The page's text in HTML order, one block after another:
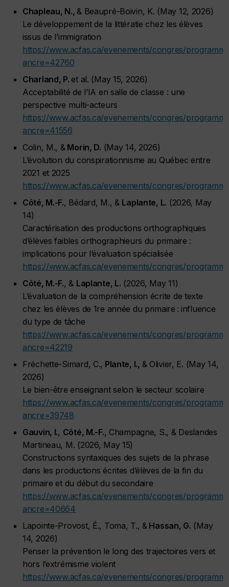
Chapleau, N., & Beaupré-Boivin, K. (May 12, 2026)
Le développement de la littératie chez les élèves
issus de l’immigration
https://www.acfas.ca/evenements/congres/
ancre=42760
Charland, P. et al. (May 15, 2026)
Acceptabilité de l’IA en salle de classe : une
perspective multi-acteurs
https://www.acfas.ca/evenements/congres/
ancre=41556
Colin, M., &Morin, D. (May 14, 2026)
L’évolution du conspirationnisme au Québec entre
2021 et 2025
https://www.acfas.ca/evenements/congres/
Côté, M.-F., Bédard, M., & Laplante, L. (2026, May
14)
Caractérisation des productions orthographiques
d’élèves faibles orthographieurs du primaire :
implications pour l’évaluation spécialisée
https://www.acfas.ca/evenements/congres/
Côté, M.-F., & Laplante, L. (2026, May 11)
L’évaluation de la compréhension écrite de texte
chez les élèves de 1re année du primaire : influence
du type de tâche
https://www.acfas.ca/evenements/congres/
ancre=42219
Fréchette-Simard, C., Plante, I., & Olivier, E. (May 14,
2026)
Le bien-être enseignant selon le secteur scolaire
https://www.acfas.ca/evenements/congres/
ancre=39748
Gauvin, I., Côté, M.-F., Champagne, S., & Deslandes
Martineau, M. (2026, May 15)
Constructions syntaxiques des sujets de la phrase
dans les productions écrites d’élèves de la fin du
primaire et du début du secondaire
https://www.acfas.ca/evenements/congres/
ancre=40664
Lapointe-Provost, É., Toma, T., &Hassan, G. (May
14, 2026)
Penser la prévention le long des trajectoires vers et
hors l’extrémisme violent
https://www.acfas.ca/evenements/congres/